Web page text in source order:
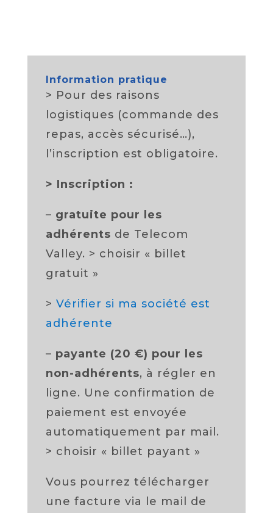
Information pratique
> Pour des raisons
logistiques (commande des
repas, accès sécurisé…),
l’inscription est obligatoire.
> Inscription :
– gratuite pour les
adhérents de Telecom
Valley. > choisir « billet
gratuit »
> Vérifier si ma société est
adhérente
– payante (20 €) pour les
non-adhérents, à régler en
ligne. Une confirmation de
paiement est envoyée
automatiquement par mail.
> choisir « billet payant »
Vous pourrez télécharger
une facture via le mail de